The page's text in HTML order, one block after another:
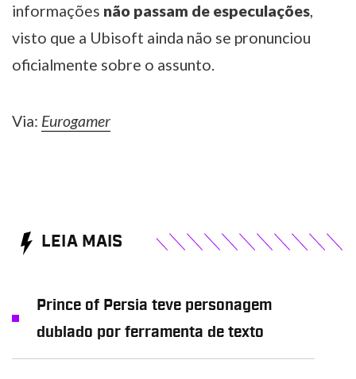
informações não passam de especulações
visto que a Ubisoft ainda não se pronunciou
oficialmente sobre o assunto.
Via: Eurogamer
LEIA MAIS
Prince of Persia teve personagem
dublado por ferramenta de texto